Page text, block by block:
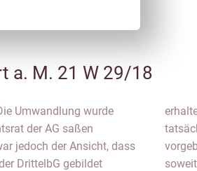
a. M. 21 W 29/18
Umwandlung wurde
der AG saßen
jedoch der Ansicht, dass
DrittelbG gebildet
komme es auf die
eben nicht, wie
Abs. 1 SEBG gehe sogar
wurden seien.